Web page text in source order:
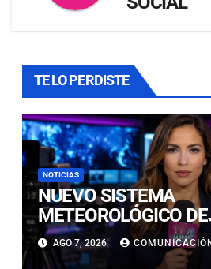
TE LO PERDISTE
NOTICIAS
NUEVO SISTEMA
METEOROLÓGICO
LLUVIAS Y NIEVE EN
CORDILLERA DE
AGO 7, 2026